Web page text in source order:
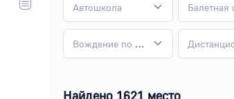
Автошкола
Вождение по категориям
Найдено 1621 место